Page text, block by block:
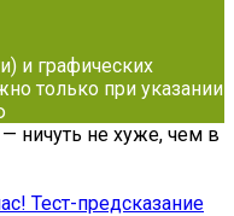
и графических
только при указании
ничуть не хуже, чем в
Тест-предсказание